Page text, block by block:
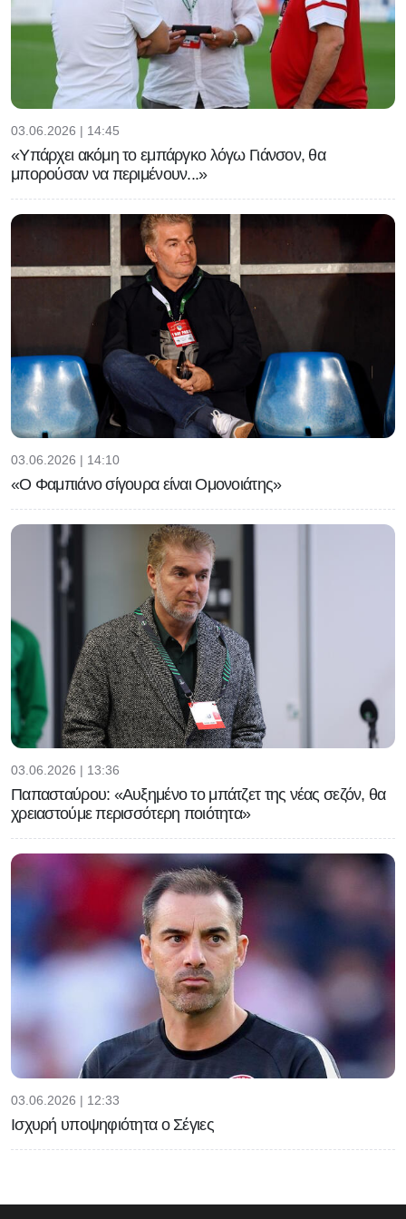
03.06.2026 | 14:45
«Υπάρχει ακόμη το εμπάργκο λόγω Γιάνσον, θα
μπορούσαν να περιμένουν...»
03.06.2026 | 14:10
«Ο Φαμπιάνο σίγουρα είναι Ομονοιάτης»
03.06.2026 | 13:36
Παπασταύρου: «Αυξημένο το μπάτζετ της νέας σεζόν, θα
χρειαστούμε περισσότερη ποιότητα»
03.06.2026 | 12:33
Ισχυρή υποψηφιότητα ο Σέγιες